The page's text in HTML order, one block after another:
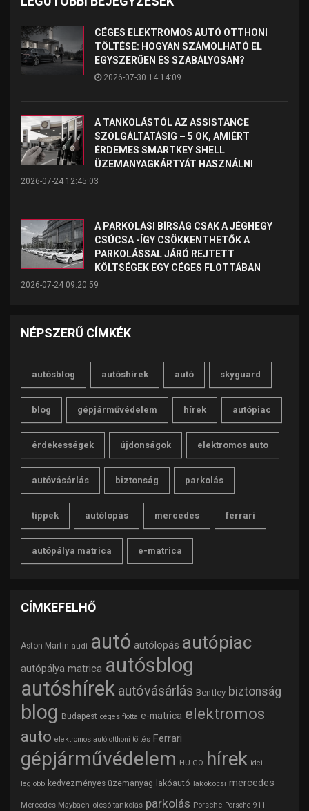
CÉGES ELEKTROMOS AUTÓ OTTHONI
TÖLTÉSE: HOGYAN SZÁMOLHATÓ EL
EGYSZERŰEN ÉS SZABÁLYOSAN?
2026-07-30 14:14:09
A TANKOLÁSTÓL AZ ASSISTANCE
SZOLGÁLTATÁSIG – 5 OK, AMIÉRT
ÉRDEMES SMARTKEY SHELL
ÜZEMANYAGKÁRTYÁT HASZNÁLNI
2026-07-24 12:45:03
A PARKOLÁSI BÍRSÁG CSAK A JÉGHEGY
CSÚCSA -ÍGY CSÖKKENTHETŐK A
PARKOLÁSSAL JÁRÓ REJTETT
KÖLTSÉGEK EGY CÉGES FLOTTÁBAN
2026-07-24 09:20:59
NÉPSZERŰ CÍMKÉK
autósblog autóshírek autó skyguard
blog gépjárművédelem hírek autópiac
érdekességek újdonságok elektromos auto
autóvásárlás biztonság parkolás
tippek autólopás mercedes ferrari
autópálya matrica e-matrica
CÍMKEFELHŐ
Aston Martin audi autó autólopás autópiac
autópálya matrica autósblog
autóshírek autóvásárlás Bentley biztonság
blog Budapest céges flotta e-matrica elektromos
auto elektromos autó otthoni töltés Ferrari
gépjárművédelem HU-GO hírek idei
legjobb kedvezményes üzemanyag lakóautó lakókocsi mercedes
Mercedes-Maybach olcsó tankolás parkolás Porsche Porsche 911